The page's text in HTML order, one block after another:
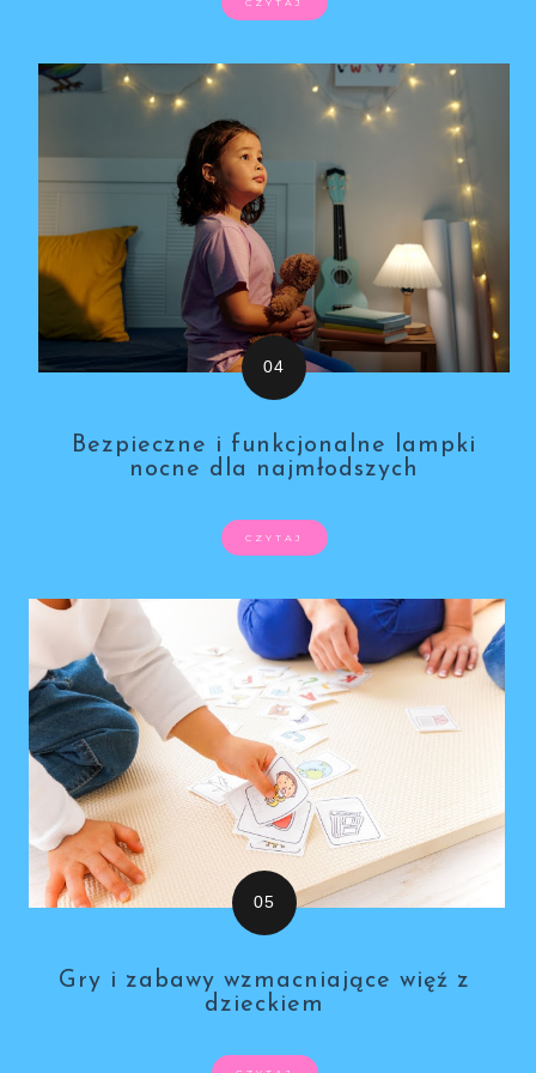
Bezpieczne i funkcjonalne lampki
nocne dla najmłodszych
CZYTAJ
Gry i zabawy wzmacniające więź z
dzieckiem